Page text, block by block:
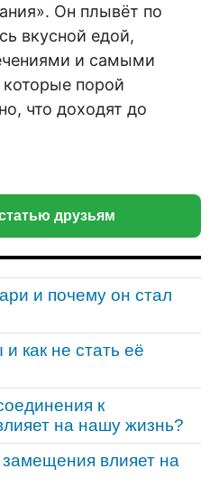
Он плывёт по
вкусной едой,
и самыми
порой
что доходят до
друзьям
и почему он стал
как не стать её
к
на нашу жизнь?
влияет на